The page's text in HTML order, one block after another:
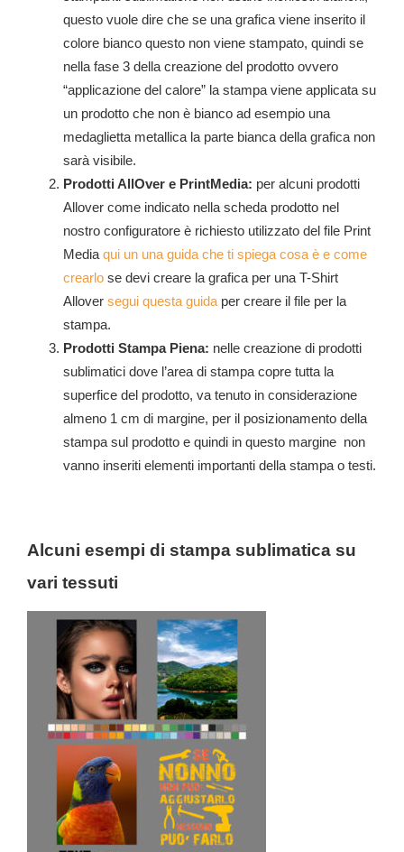
questo vuole dire che se una grafica viene inserito il
colore bianco questo non viene stampato, quindi se
nella fase 3 della creazione del prodotto ovvero
“applicazione del calore” la stampa viene applicata su
un prodotto che non è bianco ad esempio una
medaglietta metallica la parte bianca della grafica non
sarà visibile.
Prodotti AllOver e PrintMedia: per alcuni prodotti
Allover come indicato nella scheda prodotto nel
nostro configuratore è richiesto utilizzato del file Print
Mediaqui un una guida che ti spiega cosa è e come
crearlo se devi creare la grafica per una T-Shirt
Allover segui questa guidaper creare il file per la
stampa.
Prodotti Stampa Piena: nelle creazione di prodotti
sublimatici dove l’area di stampa copre tutta la
superfice del prodotto, va tenuto in considerazione
almeno 1 cm di margine, per il posizionamento della
stampa sul prodotto e quindi in questo margine non
vanno inseriti elementi importanti della stampa o testi.
Alcuni esempi di stampa sublimatica su
vari tessuti